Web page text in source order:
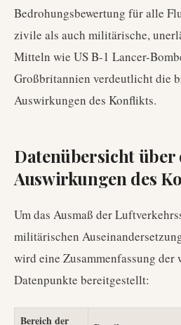
Bedrohungsbewertung für alle
zivile als auch militärische,
Mitteln wie US B-1 Lancer-
Großbritannien verdeutlicht die
Auswirkungen des Konflikts.
Datenübersicht über
Auswirkungen des
Um das Ausmaß der
militärischen
wird eine Zusammenfassung der
Datenpunkte bereitgestellt:
Bereich der